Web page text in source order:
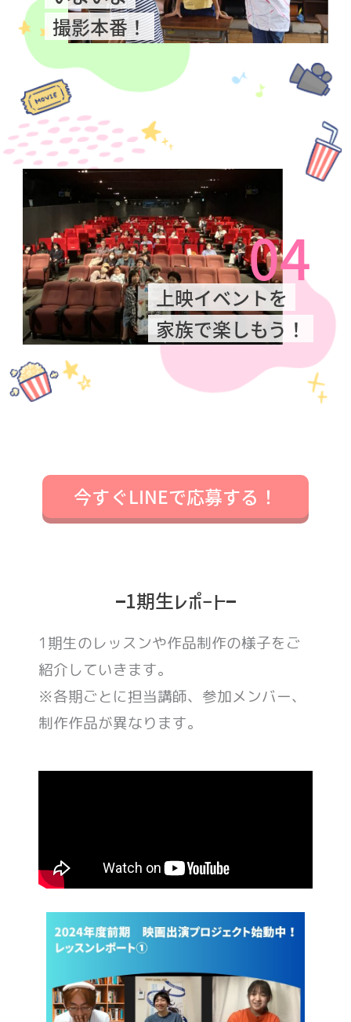
撮影本番！
04
上映イベントを
家族で楽しもう！
今すぐLINEで応募する！
1期生レポート
1期生のレッスンや作品制作の様子をご
紹介していきます。
※各期ごとに担当講師、参加メンバー、
制作作品が異なります。